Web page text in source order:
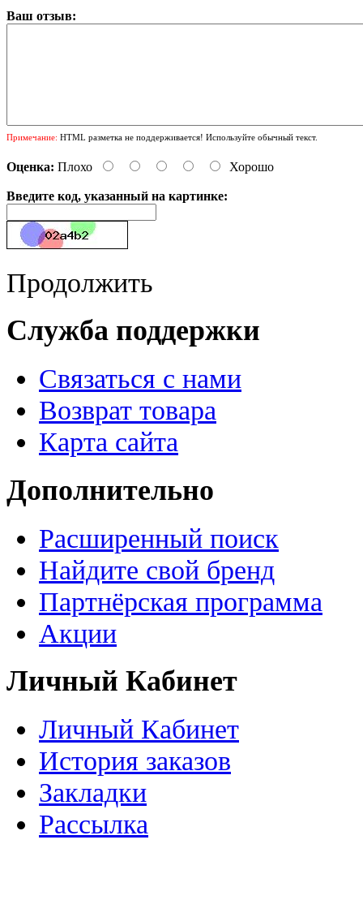
Ваш отзыв:
Примечание: HTML разметка не поддерживается! Используйте обычный текст.
Оценка: Плохо Хорошо
Введите код, указанный на картинке:
Продолжить
Служба поддержки
Связаться с нами
Возврат товара
Карта сайта
Дополнительно
Расширенный поиск
Найдите свой бренд
Партнёрская программа
Акции
Личный Кабинет
Личный Кабинет
История заказов
Закладки
Рассылка